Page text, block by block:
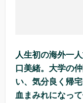
人生初の海外一
口美緒。大学の
い、気分良く帰
血まみれになっ